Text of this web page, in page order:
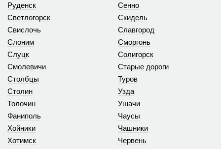
Руденск
Светлогорск
Свислочь
Сенно
Скидель
Славгород
Слоним
Слуцк
Смолевичи
Сморгонь
Солигорск
Старые дороги
Столбцы
Столин
Толочин
Туров
Узда
Ушачи
Фаниполь
Хойники
Хотимск
Чаусы
Чашники
Червень